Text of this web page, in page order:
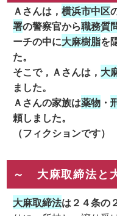
Ａさんは，横浜市中区
署の警察官から職務質
ーチの中に大麻樹脂を
た。
そこで，Ａさんは， 大
ました。
Ａさんの家族は薬物 ・
頼しました。
（フィクションです）
～ 大麻取締法と
大麻取締法は２４条の